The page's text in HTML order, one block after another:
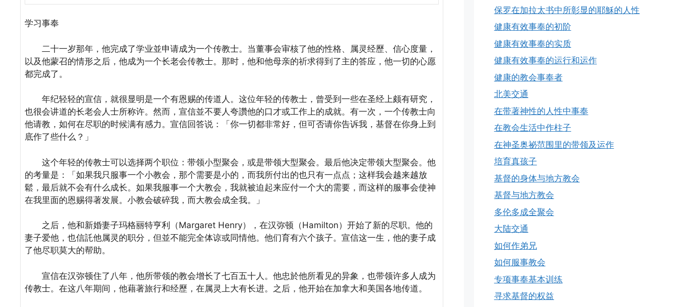
学习事奉
二十一岁那年，他完成了学业並申请成为一个传教士。当董事会审核了他的性格、属灵经歷、信心度量，
以及他蒙召的情形之后，他成为一个长老会传教士。那时，他和他母亲的祈求得到了主的答应，他一切的心愿
都完成了。
年纪轻轻的宣信，就很显明是一个有恩赐的传道人。这位年轻的传教士，曾受到一些在圣经上颇有研究，
也很会讲道的长老会人士所称许。然而，宣信並不要人夸讚他的口才或工作上的成就。有一次，一个传教士向
他请教，如何在尽职的时候满有感力。宣信回答说：「你一切都非常好，但可否请你告诉我，基督在你身上到
底作了些什么？」
这个年轻的传教士可以选择两个职位：带领小型聚会，或是带领大型聚会。最后他决定带领大型聚会。他
的考量是：「如果我只服事一个小教会，那个需要是小的，而我所付出的也只有一点点；这样我会越来越放
鬆，最后就不会有什么成长。如果我服事一个大教会，我就被迫起来应付一个大的需要，而这样的服事会使神
在我里面的恩赐得著发展。小教会破碎我，而大教会成全我。」
之后，他和新婚妻子玛格丽特亨利（Margaret Henry），在汉弥顿（Hamilton）开始了新的尽职。他的
妻子爱他，也信託他属灵的职分，但並不能完全体谅或同情他。他们育有六个孩子。宣信这一生，他的妻子成
了他尽职莫大的帮助。
宣信在汉弥顿住了八年，他所带领的教会增长了七百五十人。他忠於他所看见的异象，也带领许多人成为
传教士。在这八年期间，他藉著旅行和经歷，在属灵上大有长进。之后，他开始在加拿大和美国各地传道。
保罗在加拉太书中所彰显的耶穌的人性
健康有效事奉的初阶
健康有效事奉的实质
健康有效事奉的运行和运作
健康的教会事奉者
北美交通
在带著神性的人性中事奉
在教会生活中作柱子
在神圣奥祕范围里的带领及运作
培育真孩子
基督的身体与地方教会
基督与地方教会
多伦多成全聚会
大陆交通
如何作弟兄
如何服事教会
专项事奉基本训练
寻求基督的权益